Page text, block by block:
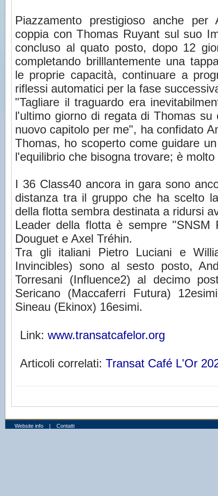
Piazzamento prestigioso anche
coppia con Thomas Ruyant sul suo
concluso al quato posto, dopo 12
completando brilllantemente una
le proprie capacità, continuare a
riflessi automatici per la fase
"Tagliare il traguardo era
l'ultimo giorno di regata di Thomas
nuovo capitolo per me", ha confidato
Thomas, ho scoperto come guidare
l'equilibrio che bisogna trovare; è
I 36 Class40 ancora in gara sono
distanza tra il gruppo che ha scelto
della flotta sembra destinata a ridursi
Leader della flotta è sempre "SNSM
Douguet e Axel Tréhin.
Tra gli italiani Pietro Luciani e
Invincibles) sono al sesto posto,
Torresani (Influence2) al decimo
Sericano (Maccaferri Futura)
Sineau (Ekinox) 16esimi.
Link: www.transatcafelor.org
Articoli correlati: Transat Café L'Or
Website info | Contatti